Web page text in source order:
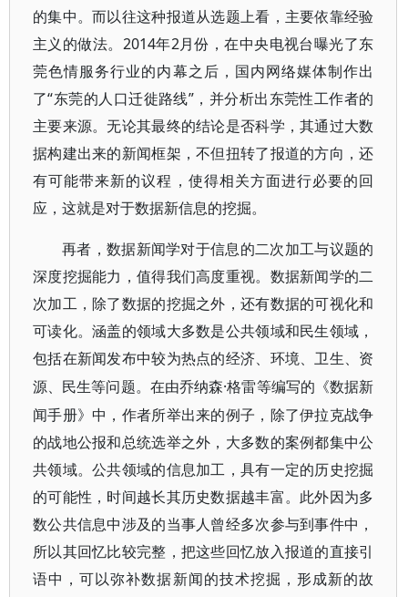
的集中。而以往这种报道从选题上看，主要依靠经验
主义的做法。2014年2月份，在中央电视台曝光了东
莞色情服务行业的内幕之后，国内网络媒体制作出
了“东莞的人口迁徙路线”，并分析出东莞性工作者的
主要来源。无论其最终的结论是否科学，其通过大数
据构建出来的新闻框架，不但扭转了报道的方向，还
有可能带来新的议程，使得相关方面进行必要的回
应，这就是对于数据新信息的挖掘。
再者，数据新闻学对于信息的二次加工与议题的
深度挖掘能力，值得我们高度重视。数据新闻学的二
次加工，除了数据的挖掘之外，还有数据的可视化和
可读化。涵盖的领域大多数是公共领域和民生领域，
包括在新闻发布中较为热点的经济、环境、卫生、资
源、民生等问题。在由乔纳森·格雷等编写的《数据新
闻手册》中，作者所举出来的例子，除了伊拉克战争
的战地公报和总统选举之外，大多数的案例都集中公
共领域。公共领域的信息加工，具有一定的历史挖掘
的可能性，时间越长其历史数据越丰富。此外因为多
数公共信息中涉及的当事人曾经多次参与到事件中，
所以其回忆比较完整，把这些回忆放入报道的直接引
语中，可以弥补数据新闻的技术挖掘，形成新的故